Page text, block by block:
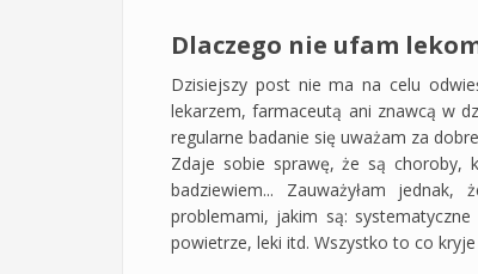
Dlaczego nie ufam
Dzisiejszy post nie ma na celu
lekarzem, farmaceutą ani znawcą w
regularne badanie się uważam za
Zdaje sobie sprawę, że są choroby,
badziewiem... Zauważyłam
problemami, jakim są: systematyczne
powietrze, leki itd. Wszystko to co